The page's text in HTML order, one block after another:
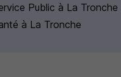
Public à La Tronche
à La Tronche